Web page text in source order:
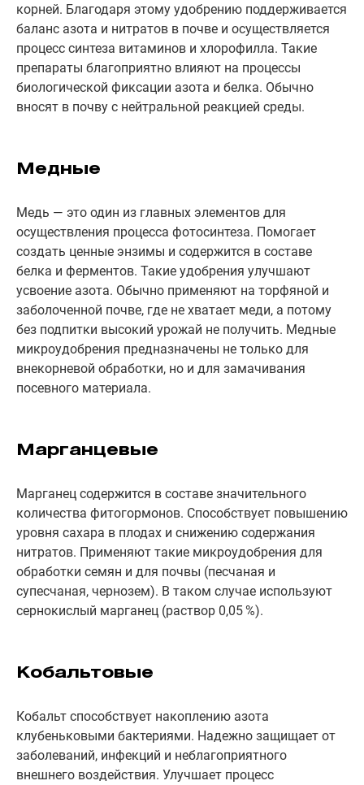
корней. Благодаря этому удобрению поддерживается
баланс азота и нитратов в почве и осуществляется
процесс синтеза витаминов и хлорофилла. Такие
препараты благоприятно влияют на процессы
биологической фиксации азота и белка. Обычно
вносят в почву с нейтральной реакцией среды.
Медные
Медь — это один из главных элементов для
осуществления процесса фотосинтеза. Помогает
создать ценные энзимы и содержится в составе
белка и ферментов. Такие удобрения улучшают
усвоение азота. Обычно применяют на торфяной и
заболоченной почве, где не хватает меди, а потому
без подпитки высокий урожай не получить. Медные
микроудобрения предназначены не только для
внекорневой обработки, но и для замачивания
посевного материала.
Марганцевые
Марганец содержится в составе значительного
количества фитогормонов. Способствует повышению
уровня сахара в плодах и снижению содержания
нитратов. Применяют такие микроудобрения для
обработки семян и для почвы (песчаная и
супесчаная, чернозем). В таком случае используют
сернокислый марганец (раствор 0,05 %).
Кобальтовые
Кобальт способствует накоплению азота
клубеньковыми бактериями. Надежно защищает от
заболеваний, инфекций и неблагоприятного
внешнего воздействия. Улучшает процесс